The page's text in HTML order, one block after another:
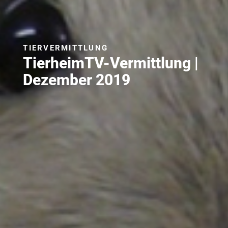
TierheimTV-Vermittlung |
Dezember 2019
TIERVERMITTLUNG